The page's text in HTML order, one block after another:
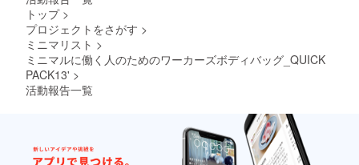
トップ >
プロジェクトをさがす >
ミニマリスト >
ミニマルに働く人のためのワーカーズボディバッグ_QUICK
PACK13' >
活動報告一覧